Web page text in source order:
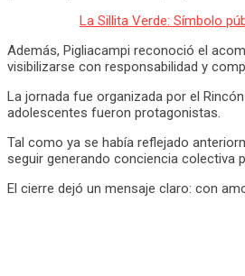
La Sillita Verde: Símbolo
Además, Pigliacampi reconoció el
visibilizarse con responsabilidad y
La jornada fue organizada por el
adolescentes fueron protagonistas.
Tal como ya se había reflejado
seguir generando conciencia colectiva
El cierre dejó un mensaje claro: con